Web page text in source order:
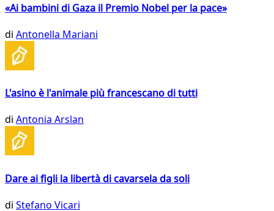
«Ai bambini di Gaza il Premio Nobel per la pace»
di Antonella Mariani
L'asino è l'animale più francescano di tutti
di Antonia Arslan
Dare ai figli la libertà di cavarsela da soli
di Stefano Vicari